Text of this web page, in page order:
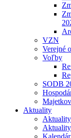
VZN
Verejné
Voľby
SODB
Aktuality
Aktuality